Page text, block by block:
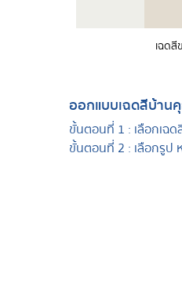
เฉด
ออกแบบเฉดสีบ้าน
ขั้นตอนที่ 1 : เลือกเฉ
ขั้นตอนที่ 2 : เลือกรูป